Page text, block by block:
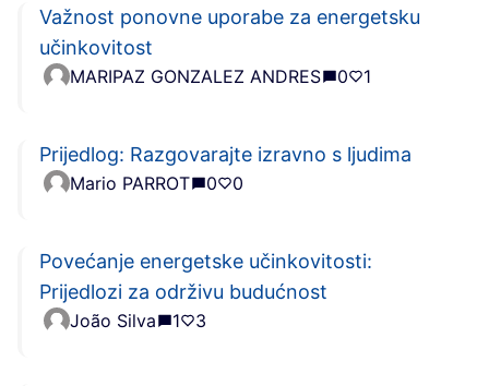
Važnost ponovne uporabe za energetsku
učinkovitost
MARIPAZ GONZALEZ ANDRES 0 1
Prijedlog: Razgovarajte izravno s ljudima
Mario PARROT 0 0
Povećanje energetske učinkovitosti:
Prijedlozi za održivu budućnost
João Silva 1 3